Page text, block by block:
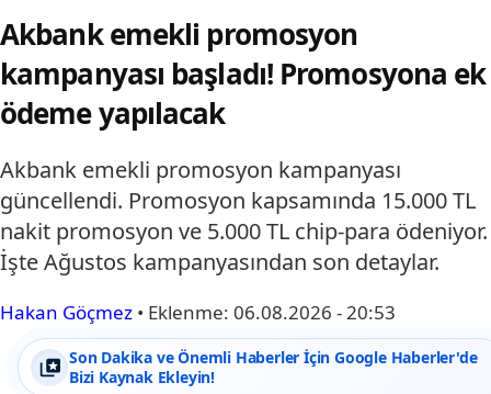
Akbank emekli promosyon
kampanyası başladı! Promosyona ek
ödeme yapılacak
Akbank emekli promosyon kampanyası
güncellendi. Promosyon kapsamında 15.000 TL
nakit promosyon ve 5.000 TL chip-para ödeniyor.
İşte Ağustos kampanyasından son detaylar.
Hakan Göçmez • Eklenme: 06.08.2026 - 20:53
Son Dakika ve Önemli Haberler İçin Google Haberler'de
Bizi Kaynak Ekleyin!